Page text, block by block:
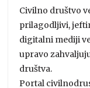
Civilno društvo
prilagodljivi,
digitalni mediji
upravo
društva.
Portal